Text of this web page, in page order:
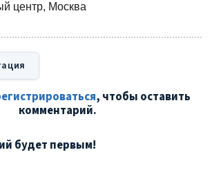
центр, Москва
, чтобы оставить
комментарий.
будет первым!